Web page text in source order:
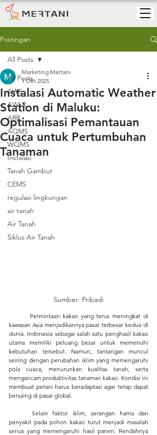
Postingan
All Posts
AWS
AWLR
ARR
AQMS
WQMS
Instalasi
Tanah Gambut
CEMS
regulasi lingkungan
air tanah
Air Tanah
Siklus Air Tanah
All Posts
Instalasi Automatic Weather
Station di Maluku:
Optimalisasi Pemantauan
Cuaca untuk Pertumbuhan
Tanaman
Marketing Mertani
1 Okt 2025
Sumber: Pribadi
kawasan Asia menjadikannya pasar terbesar kedua di
dunia. Indonesia sebagai salah satu penghasil kakao
utama memiliki peluang besar untuk memenuhi
kebutuhan tersebut. Namun, tantangan muncul
seiring dengan perubahan iklim yang memengaruhi
pola cuaca, menurunkan kualitas tanah, serta
mengancam produktivitas tanaman kakao. Kondisi ini
membuat petani harus beradaptasi agar tetap dapat
bersaing di pasar global.
penyakit pada pohon kakao turut menjadi masalah
serius yang memengaruhi hasil panen. Rendahnya